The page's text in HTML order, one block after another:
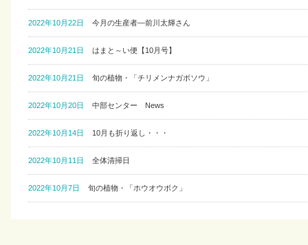
2022年10月22日 今月の生産者―前川太輝さん
2022年10月21日 はまと～い便【10月号】
2022年10月21日 旬の植物・「チリメンナガボソウ」
2022年10月20日 中部センター News
2022年10月14日 10月も折り返し・・・
2022年10月11日 全体清掃日
2022年10月7日 旬の植物・「ホウオウボク」